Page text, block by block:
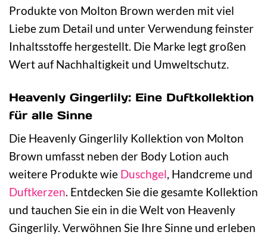
Produkte von Molton Brown werden mit viel
Liebe zum Detail und unter Verwendung feinster
Inhaltsstoffe hergestellt. Die Marke legt großen
Wert auf Nachhaltigkeit und Umweltschutz.
Heavenly Gingerlily: Eine Duftkollektion
für alle Sinne
Die Heavenly Gingerlily Kollektion von Molton
Brown umfasst neben der Body Lotion auch
weitere Produkte wie Duschgel, Handcreme und
Duftkerzen. Entdecken Sie die gesamte Kollektion
und tauchen Sie ein in die Welt von Heavenly
Gingerlily. Verwöhnen Sie Ihre Sinne und erleben